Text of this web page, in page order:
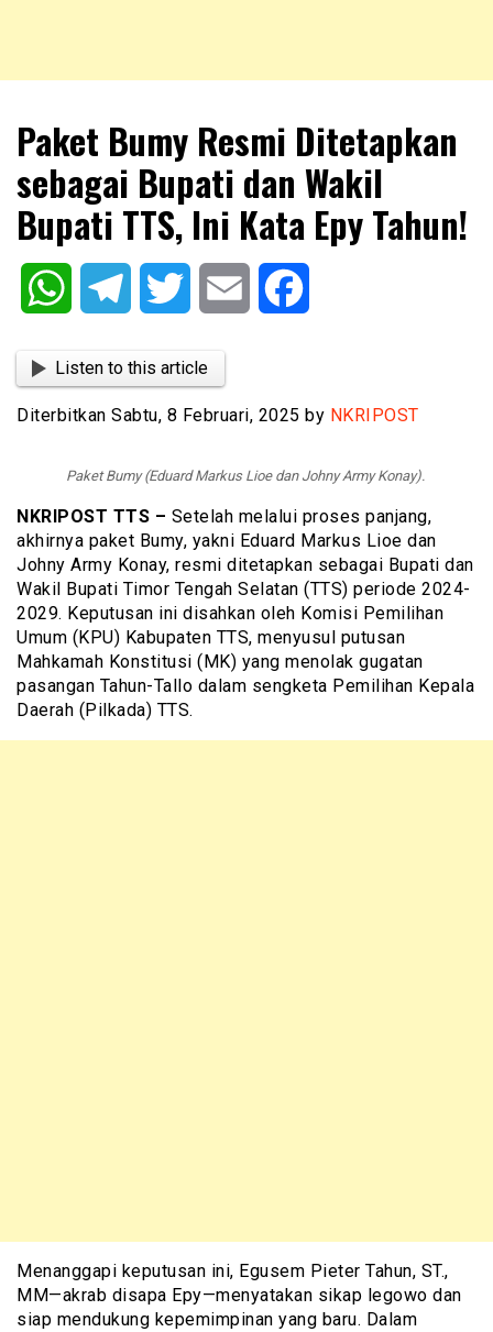
NKRIPOST
Paket Bumy Resmi Ditetapkan
sebagai Bupati dan Wakil
Bupati TTS, Ini Kata Epy Tahun!
WhatsAppTelegram Twitter Email
Listen to this article
Diterbitkan Sabtu, 8 Februari, 2025 by NKRIPOST
Paket Bumy (Eduard Markus Lioe dan Johny Army Konay).
NKRIPOST TTS – Setelah melalui proses panjang,
akhirnya paket Bumy, yakni Eduard Markus Lioe dan
Johny Army Konay, resmi ditetapkan sebagai Bupati dan
Wakil Bupati Timor Tengah Selatan (TTS) periode 2024-
2029. Keputusan ini disahkan oleh Komisi Pemilihan
Umum (KPU) Kabupaten TTS, menyusul putusan
Mahkamah Konstitusi (MK) yang menolak gugatan
pasangan Tahun-Tallo dalam sengketa Pemilihan Kepala
Daerah (Pilkada) TTS.
Menanggapi keputusan ini, Egusem Pieter Tahun, ST.,
MM—akrab disapa Epy—menyatakan sikap legowo dan
siap mendukung kepemimpinan yang baru. Dalam